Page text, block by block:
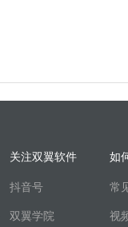
关注双翼软件
抖音号
双翼学院
如
常
视